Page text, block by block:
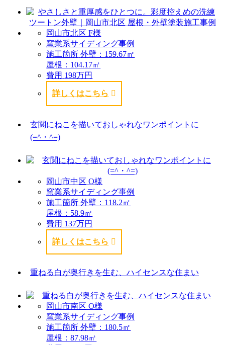
岡山市北区 F様
窯業系サイディング事例
施工箇所 外壁：159.67㎡
屋根：104.17㎡
費用 198万円
詳しくはこちら
玄関にねこを描いておしゃれなワンポイントに
(=^・^=)
岡山市中区 O様
窯業系サイディング事例
施工箇所 外壁：118.2㎡
屋根：58.9㎡
費用 137万円
詳しくはこちら
重ねる白が奥行きを生む、ハイセンスな住まい
岡山市南区 O様
窯業系サイディング事例
施工箇所 外壁：180.5㎡
屋根：87.98㎡